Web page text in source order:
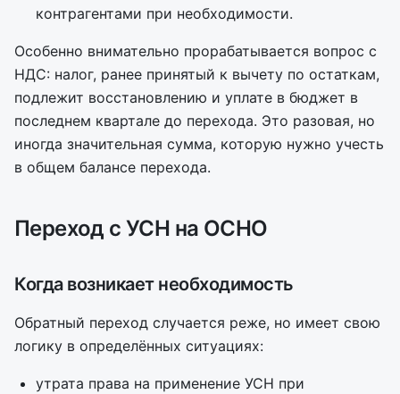
контрагентами при необходимости.
Особенно внимательно прорабатывается вопрос с
НДС: налог, ранее принятый к вычету по остаткам,
подлежит восстановлению и уплате в бюджет в
последнем квартале до перехода. Это разовая, но
иногда значительная сумма, которую нужно учесть
в общем балансе перехода.
Переход с УСН на ОСНО
Когда возникает необходимость
Обратный переход случается реже, но имеет свою
логику в определённых ситуациях:
утрата права на применение УСН при